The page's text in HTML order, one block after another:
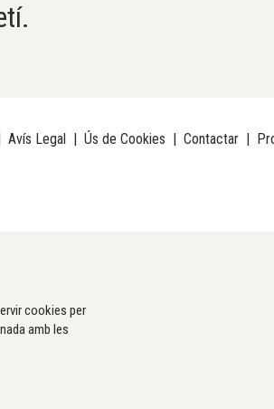
Avís Legal Ús de Cookies Contactar
cookies per
amb les